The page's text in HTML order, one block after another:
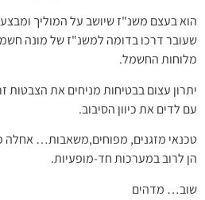
הוא בעצם משנ"ז שיושב על המוליך
שעובר דרכו בדומה למשנ"ז של מונה
מלוחות החשמל.
יתרון עצום בבטיחות מניחים את הצבטות
עם לדים את כיוון הסיבוב.
טכנאי מזגנים, מפוחים,משאבות… אחלה
הן לרוב במערכות חד-מופעיות.
שוב… מדהים